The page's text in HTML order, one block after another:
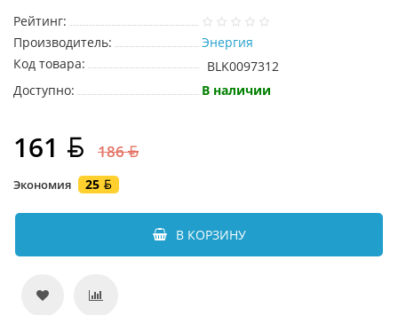
Рейтинг:
Производитель:
Энергия
Код товара:
BLK0097312
Доступно:
В наличии
161 186
Экономия 25
В КОРЗИНУ